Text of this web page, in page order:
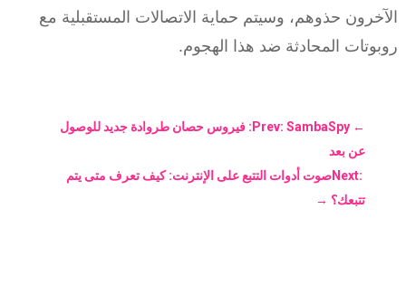
الآخرون حذوهم، وسيتم حماية الاتصالات المستقبلية مع
روبوتات المحادثة ضد هذا الهجوم.
←
Prev: SambaSpy: فيروس حصان طروادة جديد للوصول
عن بعد
Next: ‎صوت أدوات التتبع على الإنترنت: كيف تعرف متى يتم
تتبعك؟ →